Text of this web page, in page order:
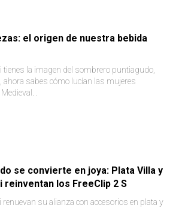
el origen de nuestra bebida
tienes la imagen del sombrero puntiagudo,
ahora sabes cómo lucían las mujeres
.
se convierte en joya: Plata Villa y
reinventan los FreeClip 2 S
renuevan su alianza con accesorios en plata y